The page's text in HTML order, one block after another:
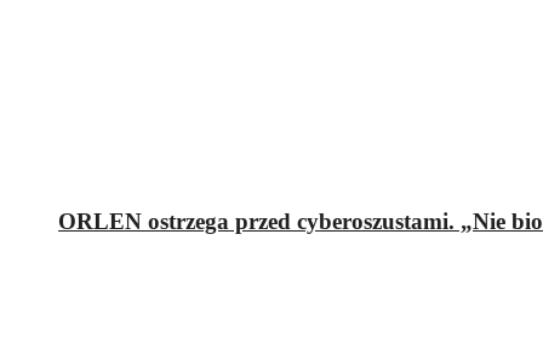
ORLEN ostrzega przed cyberoszustami. „Nie